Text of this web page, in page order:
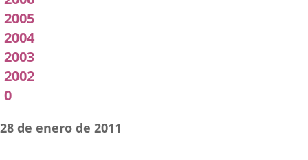
2005
2004
2003
2002
0
28 de enero de 2011